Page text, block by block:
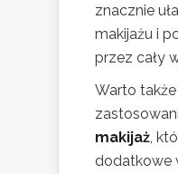
znacznie
makijażu i
przez cały
Warto
makijaż ,
dodatkowe